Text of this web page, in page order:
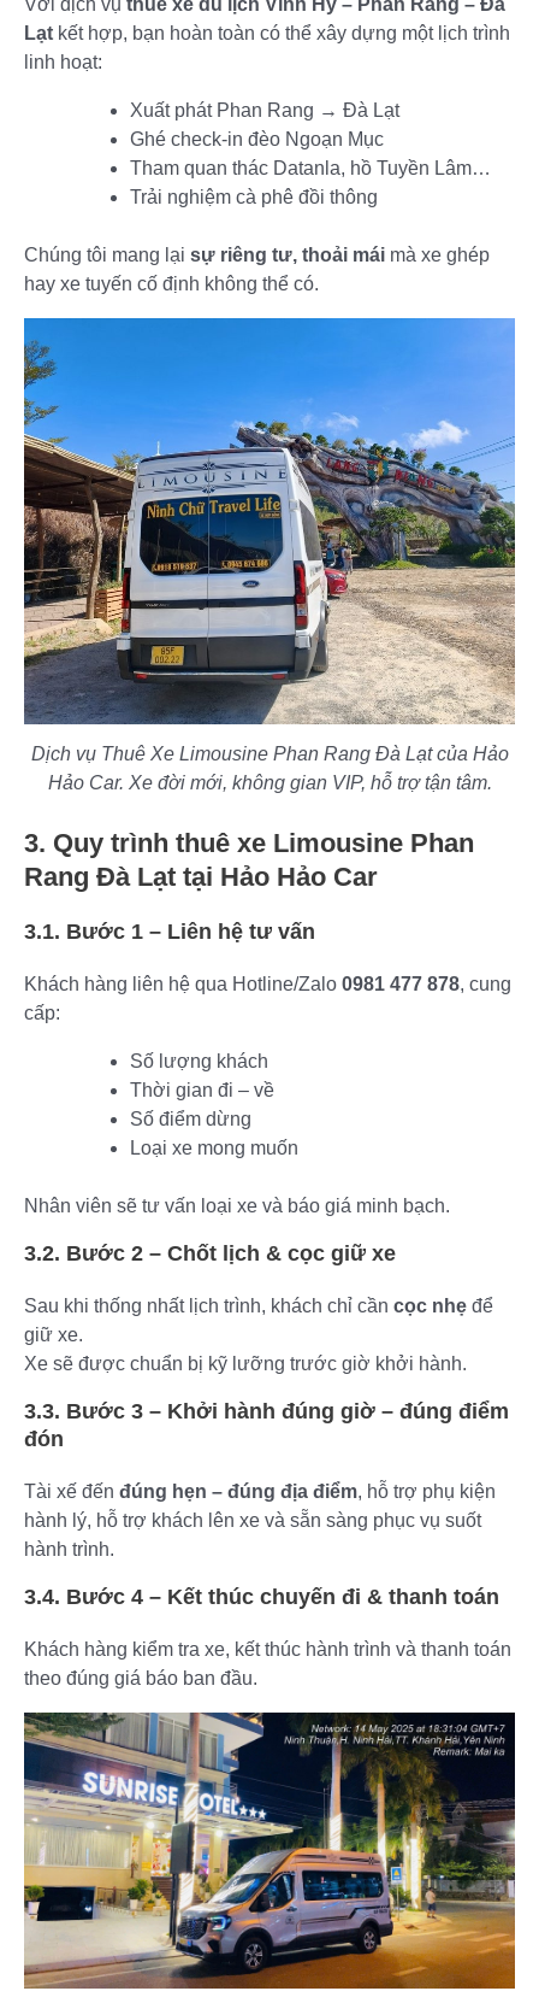
Với dịch vụ thuê xe du lịch Vĩnh Hy – Phan Rang – Đà
Lạt kết hợp, bạn hoàn toàn có thể xây dựng một lịch trình
linh hoạt:
Xuất phát Phan Rang → Đà Lạt
Ghé check-in đèo Ngoạn Mục
Tham quan thác Datanla, hồ Tuyền Lâm…
Trải nghiệm cà phê đồi thông
Chúng tôi mang lại sự riêng tư, thoải mái mà xe ghép
hay xe tuyến cố định không thể có.
Dịch vụ Thuê Xe Limousine Phan Rang Đà Lạt của Hảo
Hảo Car. Xe đời mới, không gian VIP, hỗ trợ tận tâm.
3. Quy trình thuê xe Limousine Phan
Rang Đà Lạt tại Hảo Hảo Car
3.1. Bước 1 – Liên hệ tư vấn
Khách hàng liên hệ qua Hotline/Zalo 0981 477 878, cung
cấp:
Số lượng khách
Thời gian đi – về
Số điểm dừng
Loại xe mong muốn
Nhân viên sẽ tư vấn loại xe và báo giá minh bạch.
3.2. Bước 2 – Chốt lịch & cọc giữ xe
Sau khi thống nhất lịch trình, khách chỉ cần cọc nhẹ để
giữ xe.
Xe sẽ được chuẩn bị kỹ lưỡng trước giờ khởi hành.
3.3. Bước 3 – Khởi hành đúng giờ – đúng điểm
đón
Tài xế đến đúng hẹn – đúng địa điểm, hỗ trợ phụ kiện
hành lý, hỗ trợ khách lên xe và sẵn sàng phục vụ suốt
hành trình.
3.4. Bước 4 – Kết thúc chuyến đi & thanh toán
Khách hàng kiểm tra xe, kết thúc hành trình và thanh toán
theo đúng giá báo ban đầu.